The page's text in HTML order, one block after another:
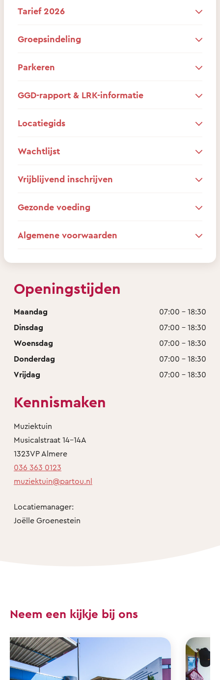
Tarief 2026
Groepsindeling
Parkeren
GGD-rapport & LRK-informatie
Locatiegids
Wachtlijst
Vrijblijvend inschrijven
Gezonde voeding
Algemene voorwaarden
Openingstijden
Maandag
07:00 - 18:30
Dinsdag
07:00 - 18:30
Woensdag
07:00 - 18:30
Donderdag
07:00 - 18:30
Vrijdag
07:00 - 18:30
Kennismaken
Muziektuin
Musicalstraat 14-14A
1323VP Almere
036 363 0123
muziektuin@partou.nl
Locatiemanager:
Joëlle Groenestein
Neem een kijkje bij ons